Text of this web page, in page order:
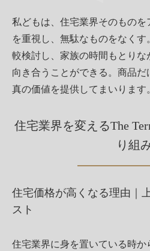
私どもは、住宅業界そのもの
を重視し、無駄なものをなく
較検討し、家族の時間もとりな
向き合うことができる。商品
真の価値を提供してまいります
住宅業界を変えるThe
り組
住宅価格が高くなる理由｜
スト
住宅業界に身を置いている時か